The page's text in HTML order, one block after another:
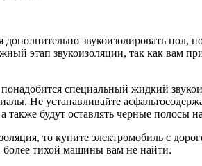
звукоизолировать пол,
этап звукоизоляции, так как вам
специальный жидкий
Не устанавливайте
а также будут оставлять черные полосы
то купите электромобиль с
более тихой машины вам не найти.